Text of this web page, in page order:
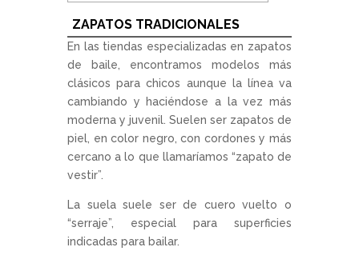
ZAPATOS TRADICIONALES
En las tiendas especializadas en zapatos
de baile, encontramos modelos más
clásicos para chicos aunque la línea va
cambiando y haciéndose a la vez más
moderna y juvenil. Suelen ser zapatos de
piel, en color negro, con cordones y más
cercano a lo que llamaríamos “zapato de
vestir”.
La suela suele ser de cuero vuelto o
“serraje”, especial para superficies
indicadas para bailar.